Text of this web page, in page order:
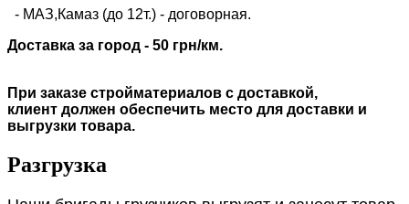
- МАЗ,Камаз (до 12т.) - договорная.
Доставка за город - 50 грн/км.
При заказе стройматериалов с доставкой,
клиент должен обеспечить место для доставки и
выгрузки товара.
Разгрузка